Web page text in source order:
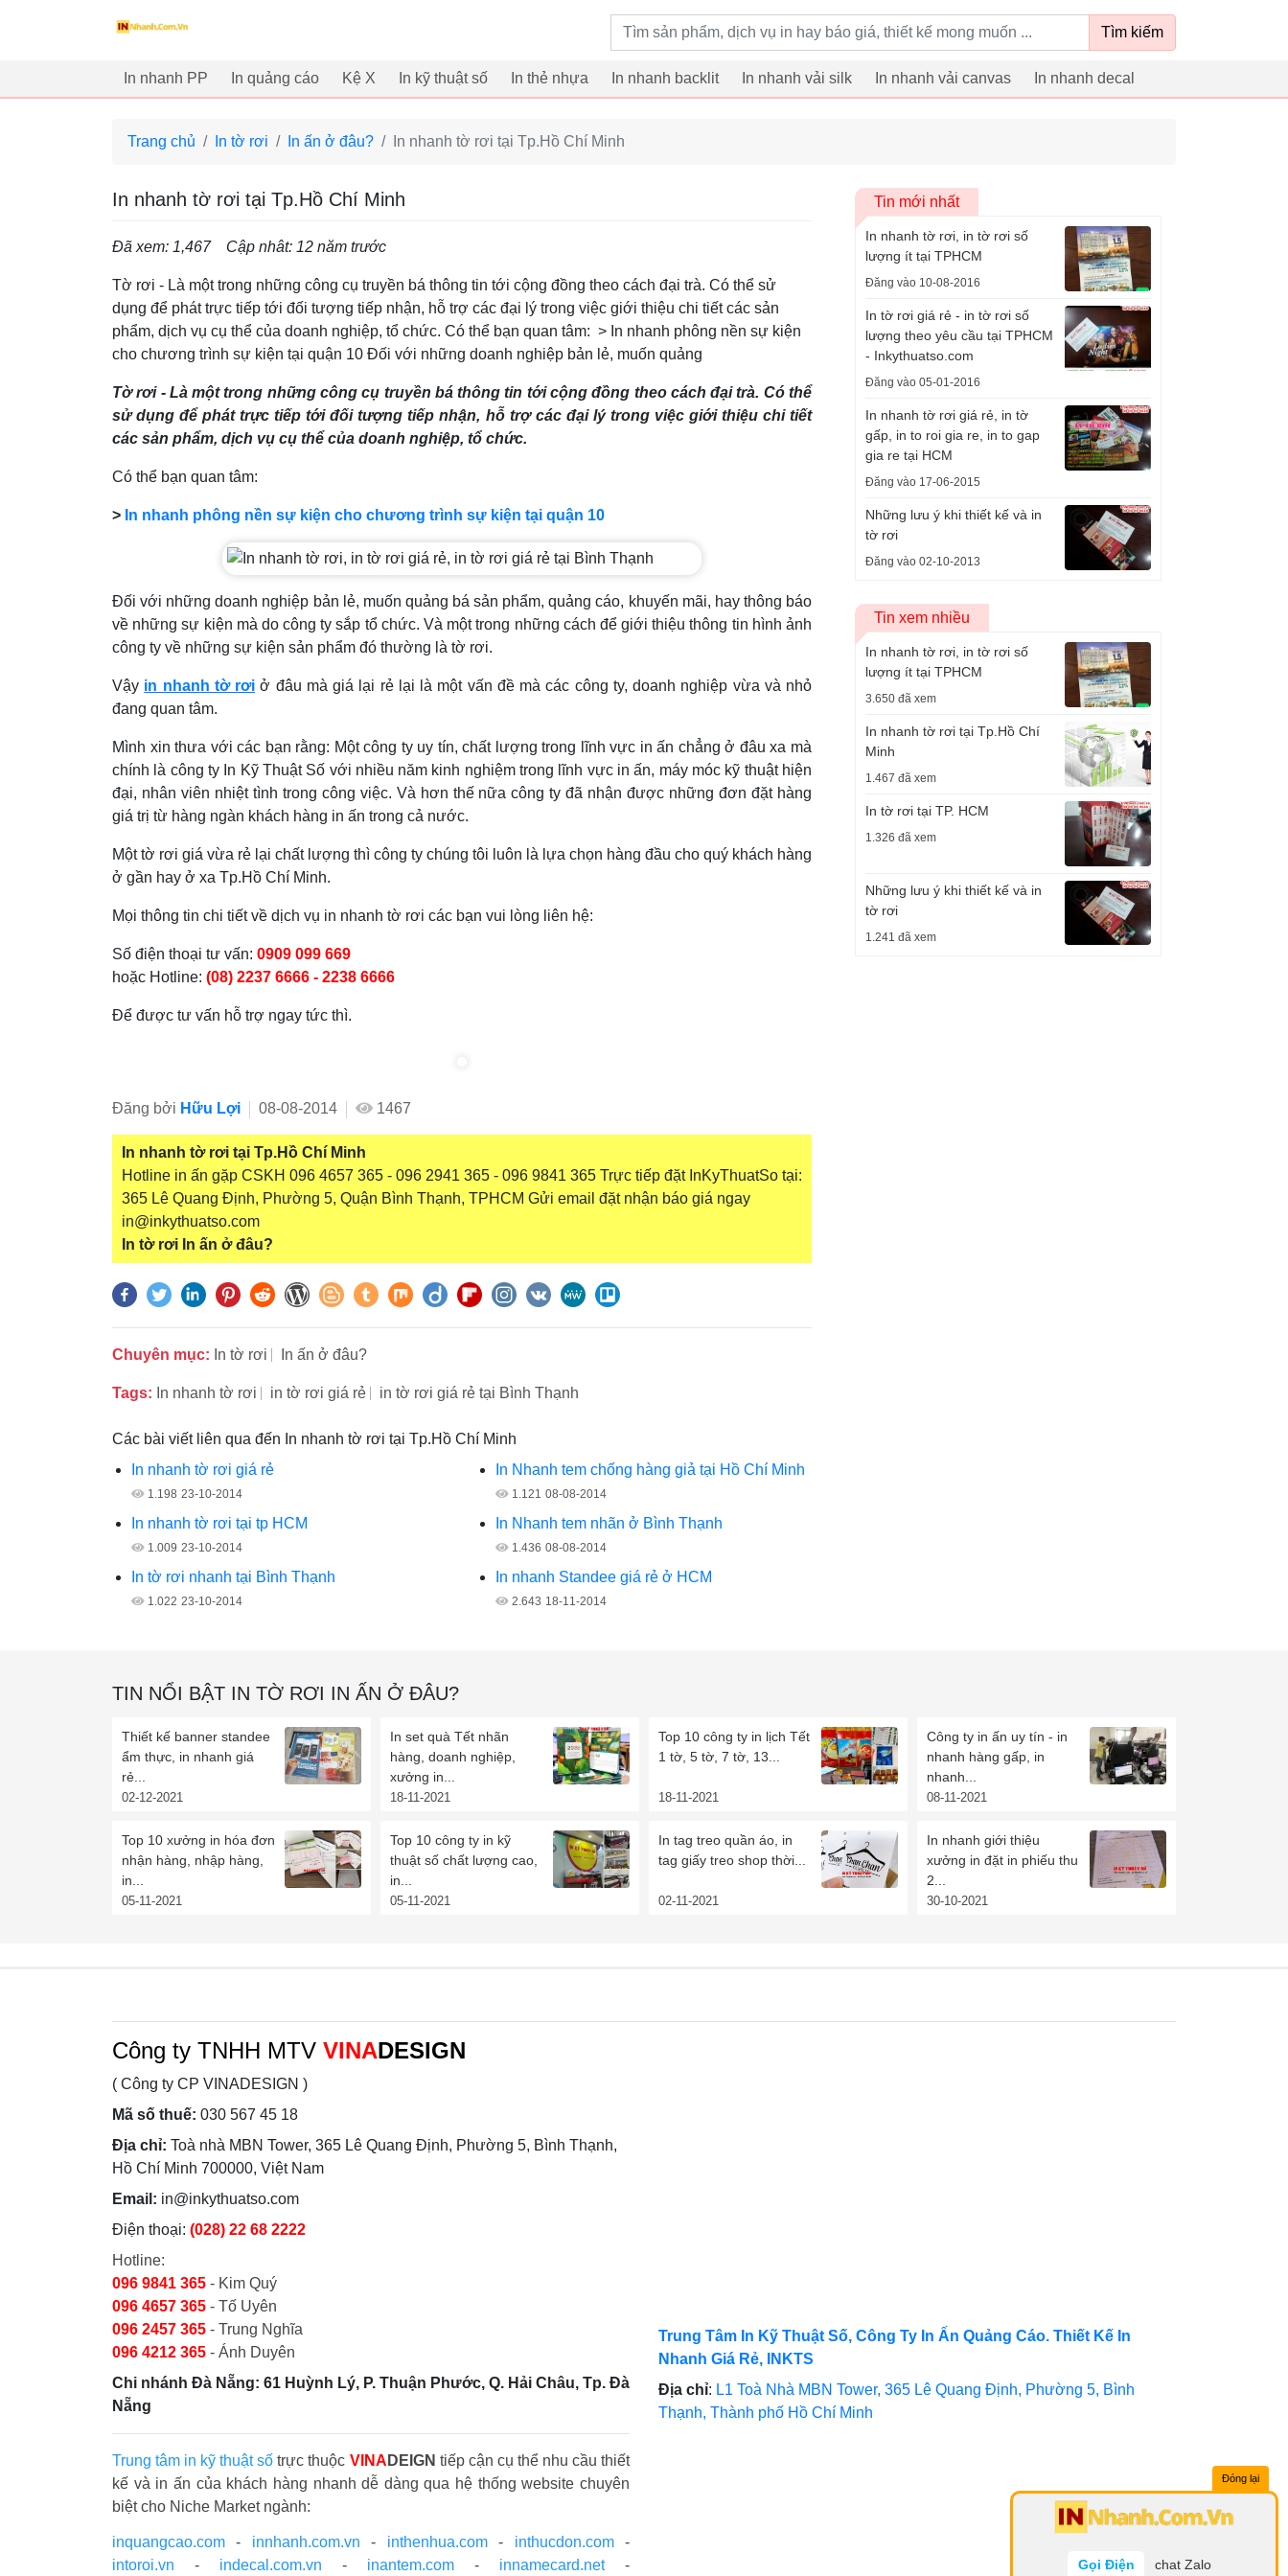
innhanh.com.vn Từ khoá tìm kiếm Tìm kiếm
In nhanh PP In quảng cáo Kệ X In kỹ thuật số In thẻ nhựa In nhanh backlit In nhanh vải silk In nhanh vải canvas In nhanh decal
Trang chủ In tờ rơi In ấn ở đâu? In nhanh tờ rơi tại Tp.Hồ Chí Minh
In nhanh tờ rơi tại Tp.Hồ Chí Minh
Đã xem: 1,467 Cập nhât: 12 năm trước
Tờ rơi - Là một trong những công cụ truyền bá thông tin tới cộng đồng theo cách đại trà. Có thể sử
dụng để phát trực tiếp tới đối tượng tiếp nhận, hỗ trợ các đại lý trong việc giới thiệu chi tiết các sản
phẩm, dịch vụ cụ thể của doanh nghiệp, tổ chức. Có thể bạn quan tâm: > In nhanh phông nền sự kiện
cho chương trình sự kiện tại quận 10 Đối với những doanh nghiệp bản lẻ, muốn quảng
Tờ rơi - Là một trong những công cụ truyền bá thông tin tới cộng đồng theo cách đại trà. Có thể
sử dụng để phát trực tiếp tới đối tượng tiếp nhận, hỗ trợ các đại lý trong việc giới thiệu chi tiết
các sản phẩm, dịch vụ cụ thể của doanh nghiệp, tổ chức.
Có thể bạn quan tâm:
> In nhanh phông nền sự kiện cho chương trình sự kiện tại quận 10
Đối với những doanh nghiệp bản lẻ, muốn quảng bá sản phẩm, quảng cáo, khuyến mãi, hay thông báo
về những sự kiện mà do công ty sắp tổ chức. Và một trong những cách để giới thiệu thông tin hình ảnh
công ty về những sự kiện sản phẩm đó thường là tờ rơi.
Vậy in nhanh tờ rơi ở đâu mà giá lại rẻ lại là một vấn đề mà các công ty, doanh nghiệp vừa và nhỏ
đang quan tâm.
Mình xin thưa với các bạn rằng: Một công ty uy tín, chất lượng trong lĩnh vực in ấn chẳng ở đâu xa mà
chính là công ty In Kỹ Thuật Số với nhiều năm kinh nghiệm trong lĩnh vực in ấn, máy móc kỹ thuật hiện
đại, nhân viên nhiệt tình trong công việc. Và hơn thế nữa công ty đã nhận được những đơn đặt hàng
giá trị từ hàng ngàn khách hàng in ấn trong cả nước.
Một tờ rơi giá vừa rẻ lại chất lượng thì công ty chúng tôi luôn là lựa chọn hàng đầu cho quý khách hàng
ở gần hay ở xa Tp.Hồ Chí Minh.
Mọi thông tin chi tiết về dịch vụ in nhanh tờ rơi các bạn vui lòng liên hệ:
Số điện thoại tư vấn: 0909 099 669
hoặc Hotline: (08) 2237 6666 - 2238 6666
Để được tư vấn hỗ trợ ngay tức thì.
Đăng bởi Hữu Lợi 08-08-2014 1467
In nhanh tờ rơi tại Tp.Hồ Chí Minh
Hotline in ấn gặp CSKH 096 4657 365 - 096 2941 365 - 096 9841 365 Trực tiếp đặt InKyThuatSo tại:
365 Lê Quang Định, Phường 5, Quận Bình Thạnh, TPHCM Gửi email đặt nhận báo giá ngay
in@inkythuatso.com
In tờ rơi In ấn ở đâu?
Chuyên mục: In tờ rơi In ấn ở đâu?
Tags: In nhanh tờ rơi in tờ rơi giá rẻ in tờ rơi giá rẻ tại Bình Thạnh
Các bài viết liên qua đến In nhanh tờ rơi tại Tp.Hồ Chí Minh
In nhanh tờ rơi giá rẻ
1.198 23-10-2014
In nhanh tờ rơi tại tp HCM
1.009 23-10-2014
In tờ rơi nhanh tại Bình Thạnh
1.022 23-10-2014
In Nhanh tem chống hàng giả tại Hồ Chí Minh
1.121 08-08-2014
In Nhanh tem nhãn ở Bình Thạnh
1.436 08-08-2014
In nhanh Standee giá rẻ ở HCM
2.643 18-11-2014
Tin mới nhất
In nhanh tờ rơi, in tờ rơi số
lượng ít tại TPHCM
Đăng vào 10-08-2016
In tờ rơi giá rẻ - in tờ rơi số
lượng theo yêu cầu tại TPHCM
- Inkythuatso.com
Đăng vào 05-01-2016
In nhanh tờ rơi giá rẻ, in tờ
gấp, in to roi gia re, in to gap
gia re tại HCM
Đăng vào 17-06-2015
Những lưu ý khi thiết kế và in
tờ rơi
Đăng vào 02-10-2013
Tin xem nhiều
In nhanh tờ rơi, in tờ rơi số
lượng ít tại TPHCM
3.650 đã xem
In nhanh tờ rơi tại Tp.Hồ Chí
Minh
1.467 đã xem
In tờ rơi tại TP. HCM
1.326 đã xem
Những lưu ý khi thiết kế và in
tờ rơi
1.241 đã xem
TIN NỔI BẬT IN TỜ RƠI IN ẤN Ở ĐÂU?
Thiết kế banner standee
ẩm thực, in nhanh giá
rẻ...
02-12-2021
In set quà Tết nhãn
hàng, doanh nghiệp,
xưởng in...
18-11-2021
Top 10 công ty in lịch Tết
1 tờ, 5 tờ, 7 tờ, 13...
18-11-2021
Công ty in ấn uy tín - in
nhanh hàng gấp, in
nhanh...
08-11-2021
Top 10 xưởng in hóa đơn
nhận hàng, nhập hàng,
in...
05-11-2021
Top 10 công ty in kỹ
thuật số chất lượng cao,
in...
05-11-2021
In tag treo quần áo, in
tag giấy treo shop thời...
02-11-2021
In nhanh giới thiệu
xưởng in đặt in phiếu thu
2...
30-10-2021
Công ty TNHH MTV VINADESIGN
( Công ty CP VINADESIGN )
Mã số thuế: 030 567 45 18
Địa chỉ: Toà nhà MBN Tower, 365 Lê Quang Định, Phường 5, Bình Thạnh,
Hồ Chí Minh 700000, Việt Nam
Email: in@inkythuatso.com
Điện thoại: (028) 22 68 2222
Hotline:
096 9841 365 - Kim Quý
096 4657 365 - Tố Uyên
096 2457 365 - Trung Nghĩa
096 4212 365 - Ánh Duyên
Chi nhánh Đà Nẵng: 61 Huỳnh Lý, P. Thuận Phước, Q. Hải Châu, Tp. Đà
Nẵng
Trung tâm in kỹ thuật số trực thuộc VINA DEIGN tiếp cận cụ thể nhu cầu thiết
kế và in ấn của khách hàng nhanh dễ dàng qua hệ thống website chuyên
biệt cho Niche Market ngành:
inquangcao.com - innhanh.com.vn - inthenhua.com- inthucdon.com-
intoroi.vn - indecal.com.vn - inantem.com - innamecard.net-
Trung Tâm In Kỹ Thuật Số, Công Ty In Ấn Quảng Cáo. Thiết Kế In
Nhanh Giá Rẻ, INKTS
Địa chỉ: L1 Toà Nhà MBN Tower, 365 Lê Quang Định, Phường 5, Bình
Thạnh, Thành phố Hồ Chí Minh
Đóng lại
Gọi Điện chat Zalo